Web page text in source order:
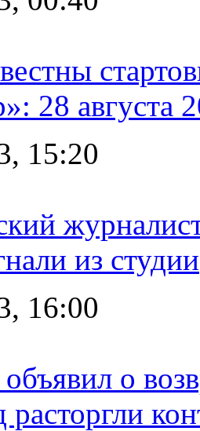
28 августа
15:20
из студии
16:00
о
расторгли